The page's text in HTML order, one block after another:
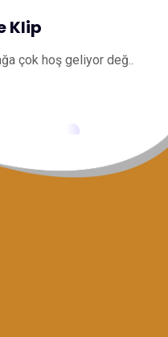
Klip
çok hoş geliyor değ..